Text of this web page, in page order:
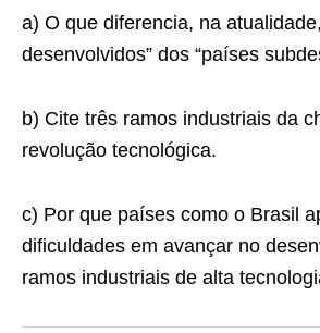
a) O que diferencia, na
desenvolvidos” dos “países
b) Cite três ramos industriais da
revolução tecnológica.
c) Por que países como o Brasil
dificuldades em avançar no
ramos industriais de alta